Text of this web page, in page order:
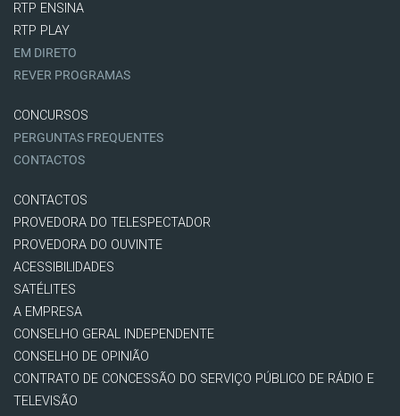
RTP ENSINA
RTP PLAY
EM DIRETO
REVER PROGRAMAS
CONCURSOS
PERGUNTAS FREQUENTES
CONTACTOS
CONTACTOS
PROVEDORA DO TELESPECTADOR
PROVEDORA DO OUVINTE
ACESSIBILIDADES
SATÉLITES
A EMPRESA
CONSELHO GERAL INDEPENDENTE
CONSELHO DE OPINIÃO
CONTRATO DE CONCESSÃO DO SERVIÇO PÚBLICO DE RÁDIO E
TELEVISÃO